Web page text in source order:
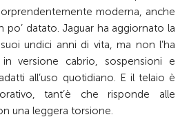
moderna, anche
po’ datato. Jaguar ha aggiornato la
undici anni di vita, ma non l’ha
versione cabrio, sospensioni e
all’uso quotidiano. E il telaio è
tant’è che risponde alle
una leggera torsione.